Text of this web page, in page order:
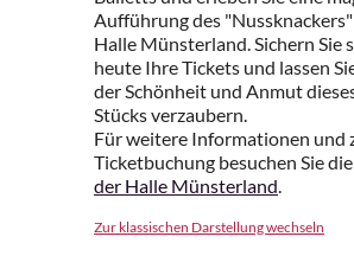
Aufführung des
Halle Münsterland. Sichern Sie
heute Ihre Tickets und lassen
der Schönheit und Anmut
Stücks verzaubern.
Für weitere Informationen und
Ticketbuchung besuchen Sie die
der Halle Münsterland.
Zur klassischen Darstellung wechseln